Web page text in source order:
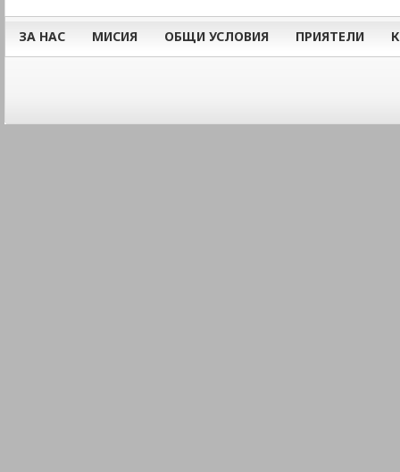
ЗА НАС МИСИЯ ОБЩИ УСЛОВИЯ ПРИЯТЕЛИ